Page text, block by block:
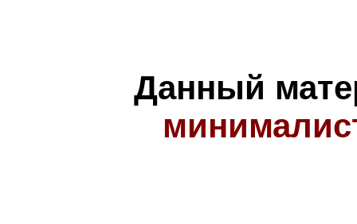
Данный